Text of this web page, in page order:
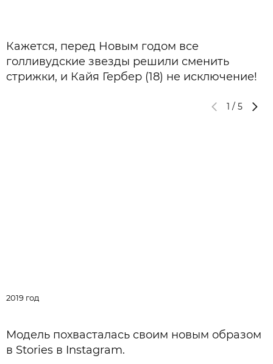
Кажется, перед Новым годом все
голливудские звезды решили сменить
стрижки, и Кайя Гербер (18) не исключение!
1 / 5
2019 год
Модель похвасталась своим новым образом
в Stories в Instagram.